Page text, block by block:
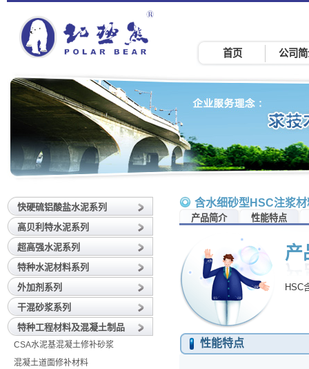
首页 公司
含水细砂型HSC注浆材
产品简介 性能特点
产
HSC
性能特点
快硬硫铝酸盐水泥系列
高贝利特水泥系列
超高强水泥系列
特种水泥材料系列
外加剂系列
干混砂浆系列
特种工程材料及混凝土制品
CSA水泥基混凝土修补砂浆
混凝土道面修补材料